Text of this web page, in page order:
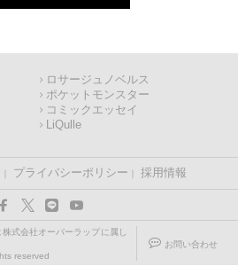
ロサージュノベルス
ポケットモンスター
コミックエッセイ
LiQulle
プライバシーポリシー 採用情報
式会社オーバーラップに属し
reserved
お問い合わせ